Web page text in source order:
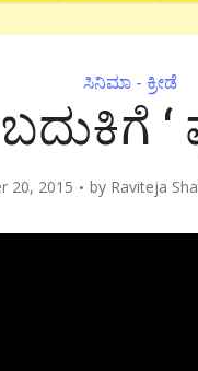
ಸಿನಿಮಾ - ಕ್ರೀಡೆ
‘
20, 2015 by Raviteja